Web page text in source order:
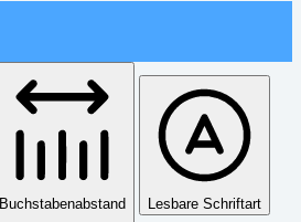
Buchstabenabstand Lesbare Schriftart